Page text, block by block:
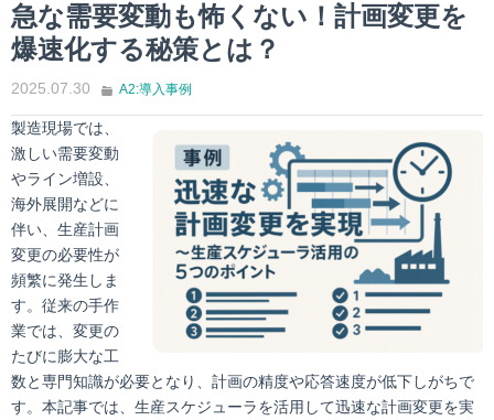
急な需要変動も怖くない！計画変更を
爆速化する秘策とは？
2025.07.30 A2:導入事例
製造現場では、
激しい需要変動
やライン増設、
海外展開などに
伴い、生産計画
変更の必要性が
頻繁に発生しま
す。従来の手作
業では、変更の
たびに膨大な工
数と専門知識が必要となり、計画の精度や応答速度が低下しがちで
す。本記事では、生産スケジューラを活用して迅速な計画変更を実